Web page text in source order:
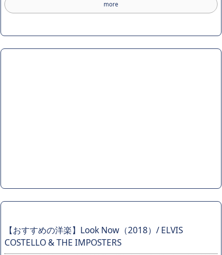
more
【おすすめの洋楽】Look Now（2018）/ ELVIS
COSTELLO & THE IMPOSTERS